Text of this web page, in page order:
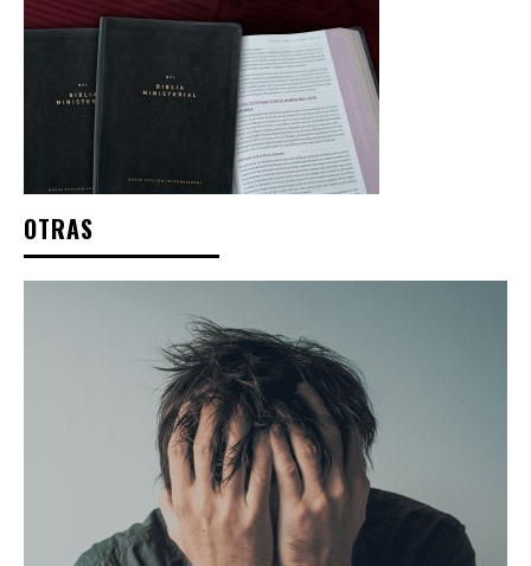
OTRAS